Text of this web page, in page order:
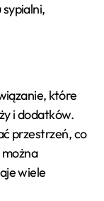
które
i dodatków.
przestrzeń, co
wiele